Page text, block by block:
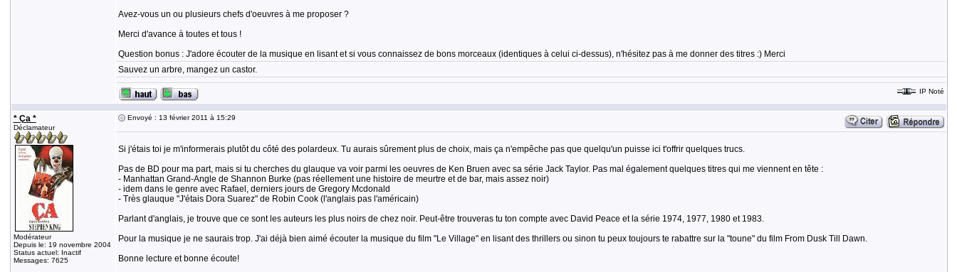
Avez-vous un ou plusieurs chefs d'oeuvres à me proposer ?
Merci d'avance à toutes et tous !
Question bonus : J'adore écouter de la musique en lisant et si vous connaissez de bons morceaux (identiques à celui ci-dessus), n'hésitez pas à me donner des titres :) Merci
Sauvez un arbre, mangez un castor.
IP Noté
* Ça *
Déclamateur
Modérateur
Depuis le: 19 novembre 2004
Status actuel: Inactif
Messages: 7625
Envoyé : 13 février 2011 à 15:29
Si j'étais toi je m'informerais plutôt du côté des polardeux. Tu aurais sûrement plus de choix, mais ça n'empêche pas que quelqu'un puisse ici t'offrir quelques trucs.
Pas de BD pour ma part, mais si tu cherches du glauque va voir parmi les oeuvres de Ken Bruen avec sa série Jack Taylor. Pas mal également quelques titres qui me viennent en tête :
- Manhattan Grand-Angle de Shannon Burke (pas réellement une histoire de meurtre et de bar, mais assez noir)
- idem dans le genre avec Rafael, derniers jours de Gregory Mcdonald
- Très glauque "J'étais Dora Suarez" de Robin Cook (l'anglais pas l'américain)
Parlant d'anglais, je trouve que ce sont les auteurs les plus noirs de chez noir. Peut-être trouveras tu ton compte avec David Peace et la série 1974, 1977, 1980 et 1983.
Pour la musique je ne saurais trop. J'ai déjà bien aimé écouter la musique du film "Le Village" en lisant des thrillers ou sinon tu peux toujours te rabattre sur la "toune" du film From Dusk Till Dawn.
Bonne lecture et bonne écoute!